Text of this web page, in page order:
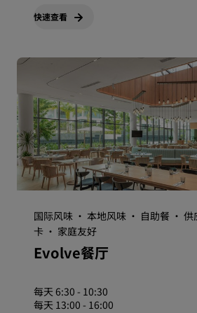
快速查看
国际风味 · 本地风味 · 自助餐 · 供
卡 · 家庭友好
Evolve餐厅
每天 6:30 - 10:30
每天 13:00 - 16:00